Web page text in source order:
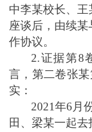
中李某校长、
座谈后，由续
作协议。
2.证据第8
言，第二卷张
实：
2021年6月
田、梁某一起